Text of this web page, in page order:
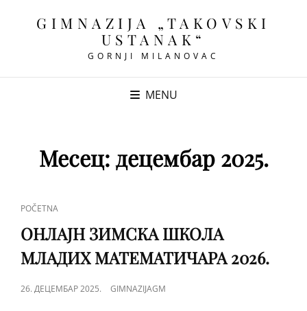
GIMNAZIJA „TAKOVSKI
USTANAK“
GORNJI MILANOVAC
MENU
Месец:децембар 2025.
CAT
LINKS
POČETNA
OНЛАЈН ЗИМСКА ШКОЛА
МЛАДИХ МАТЕМАТИЧАРА 2026.
POSTED
26. ДЕЦЕМБАР 2025. GIMNAZIJAGM